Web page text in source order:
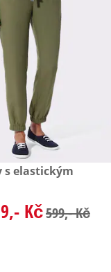
Kč
Kč
cena: 299,- Kč,
s elastickým
cena: 299,- Kč,
Kč599,- Kč